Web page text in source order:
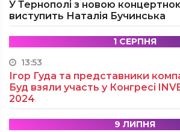
У Тернополі з новою
виступить Наталія Бучинська
1 СЕРПНЯ
13:53
Ігор Гуда та представники
Буд взяли участь у Конгресі
2024
9 ЛИПНЯ